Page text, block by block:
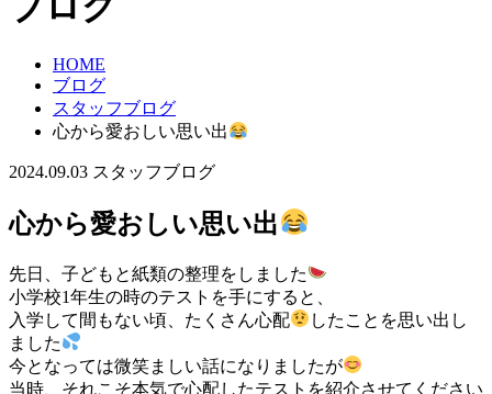
HOME
ブログ
スタッフブログ
心から愛おしい思い出
2024.09.03 スタッフブログ
心から愛おしい思い出
先日、子どもと紙類の整理をしました
小学校1年生の時のテストを手にすると、
入学して間もない頃、たくさん心配
したことを思い出し
ました
今となっては微笑ましい話になりましたが
当時、それこそ本気で心配したテストを紹介させてください